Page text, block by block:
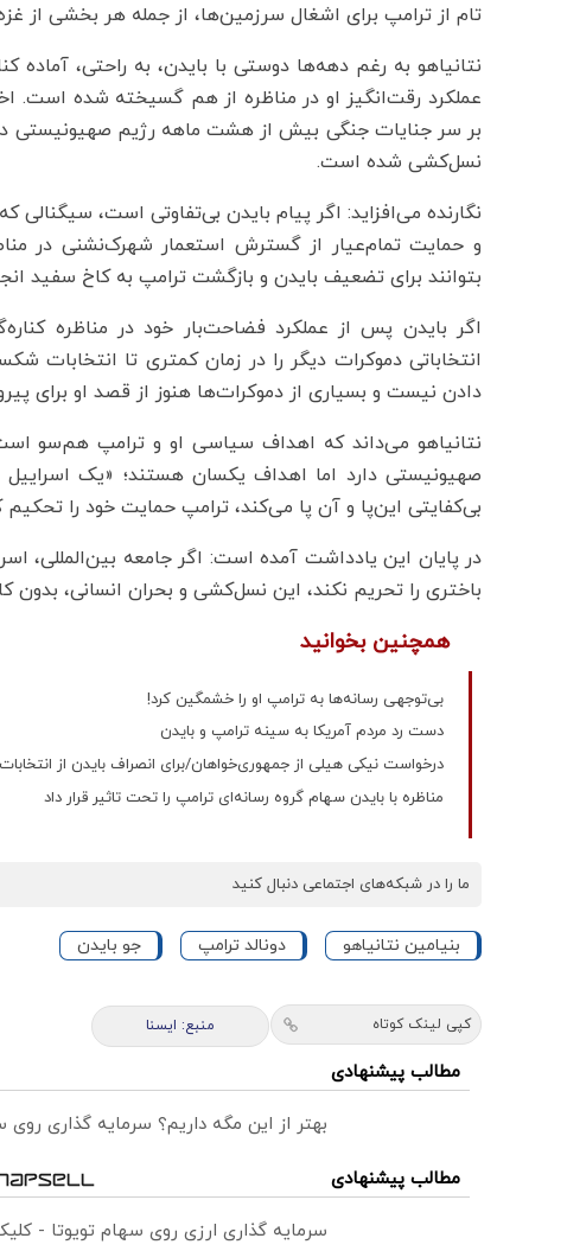
تام از ترامپ برای اشغال سرزمین‌ها، از جمله هر بخشی از
نتانیاهو به رغم دهه‌ها دوستی با بایدن، به راحتی،
عملکرد رقت‌انگیز او در مناظره از هم گسیخته شده است.
بر سر جنایات جنگی بیش از هشت ماهه رژیم صهیونیستی
نسل‌کشی شده است.
نگارنده می‌افزاید: اگر پیام بایدن بی‌تفاوتی است،
و حمایت تمام‌عیار از گسترش استعمار شهرک‌نشنی در
بتوانند برای تضعیف بایدن و بازگشت ترامپ به کاخ سفید
اگر بایدن پس از عملکرد فضاحت‌بار خود در مناظره
انتخاباتی دموکرات دیگر را در زمان کمتری تا
دادن نیست و بسیاری از دموکرات‌ها هنوز از قصد او برای
نتانیاهو می‌داند که اهداف سیاسی او و ترامپ هم‌سو
صهیونیستی دارد اما اهداف یکسان هستند؛ «یک اسراییل
بی‌کفایتی این‌پا و آن پا می‌کند، ترامپ حمایت خود را
در پایان این یادداشت آمده است: اگر جامعه بین‌المللی،
باختری را تحریم نکند، این نسل‌کشی و بحران انسانی،
همچنین بخوانید
بی‌توجهی رسانه‌ها به ترامپ او را خشمگین کرد!
دست رد مردم آمریکا به سینه ترامپ و بایدن
درخواست نیکی هیلی از جمهوری‌خواهان/برای انصراف بایدن از
مناظره با بایدن سهام گروه رسانه‌ای ترامپ را تحت تاثیر قرار داد
ما را در شبکه‌های اجتماعی دنبال کنید
بنیامین نتانیاهو دونالد ترامپ جو بایدن
کپی لینک کوتاه منبع: ايسنا
مطالب پیشنهادی
بهتر از این مگه داریم؟ سرمایه گذاری
مطالب پیشنهادی
سرمایه گذاری ارزی روی سهام تویوتا -